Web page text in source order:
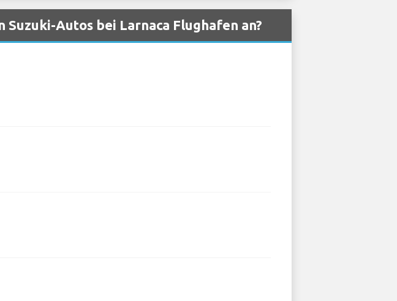
Autos bei Larnaca Flughafen an?